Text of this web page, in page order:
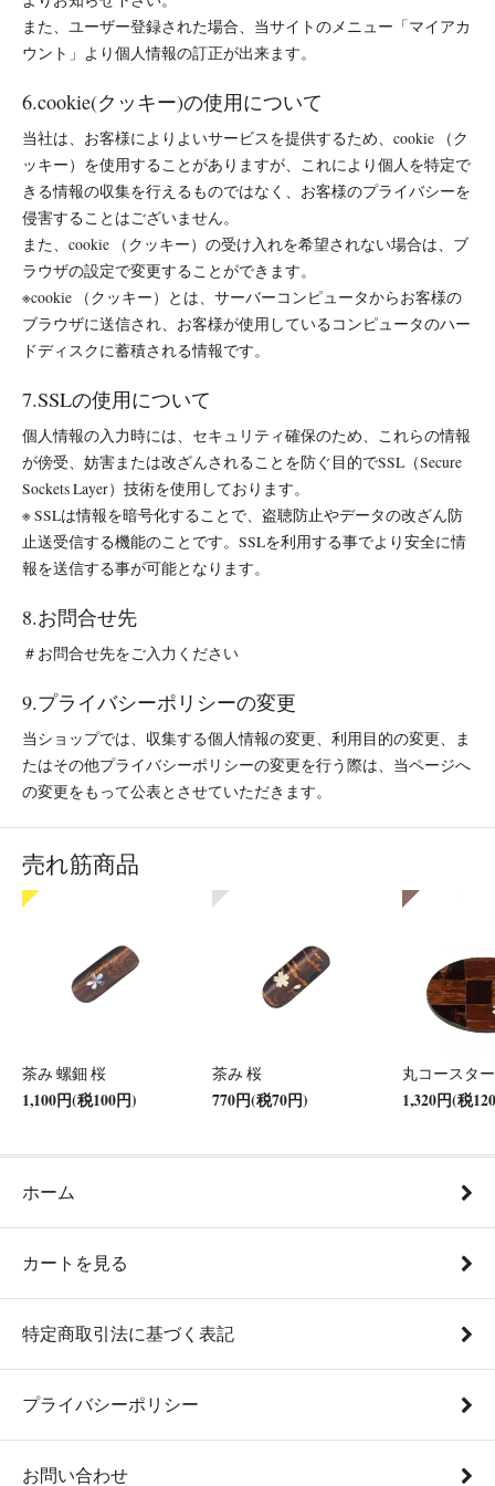
また、ユーザー登録された場合、当サイトのメニュー「マイアカ
ウント」より個人情報の訂正が出来ます。
6.cookie(クッキー)の使用について
当社は、お客様によりよいサービスを提供するため、cookie （ク
ッキー）を使用することがありますが、これにより個人を特定で
きる情報の収集を行えるものではなく、お客様のプライバシーを
侵害することはございません。
また、cookie （クッキー）の受け入れを希望されない場合は、ブ
ラウザの設定で変更することができます。
※cookie （クッキー）とは、サーバーコンピュータからお客様の
ブラウザに送信され、お客様が使用しているコンピュータのハー
ドディスクに蓄積される情報です。
7.SSLの使用について
個人情報の入力時には、セキュリティ確保のため、これらの情報
が傍受、妨害または改ざんされることを防ぐ目的でSSL（Secure
Sockets Layer）技術を使用しております。
※ SSLは情報を暗号化することで、盗聴防止やデータの改ざん防
止送受信する機能のことです。SSLを利用する事でより安全に情
報を送信する事が可能となります。
8.お問合せ先
＃お問合せ先をご入力ください
9.プライバシーポリシーの変更
当ショップでは、収集する個人情報の変更、利用目的の変更、ま
たはその他プライバシーポリシーの変更を行う際は、当ページへ
の変更をもって公表とさせていただきます。
売れ筋商品
茶み 螺鈿 桜
1,100円(税100円)
茶み 桜
770円(税70円)
丸コースタ
1,320円(税
ホーム
カートを見る
特定商取引法に基づく表記
プライバシーポリシー
お問い合わせ